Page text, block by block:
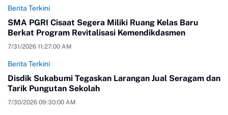
Berita Terkini
SMA PGRI Cisaat Segera Miliki Ruang Kelas Baru
Berkat Program Revitalisasi Kemendikdasmen
7/31/2026 11:27:00 AM
Berita Terkini
Disdik Sukabumi Tegaskan Larangan Jual Seragam dan
Tarik Pungutan Sekolah
7/30/2026 09:30:00 AM